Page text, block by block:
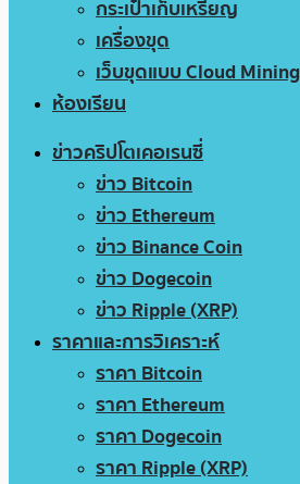
กระเป๋าเก็บเหรียญ
เครื่องขุด
เว็บขุดแบบ Cloud Mining
ห้องเรียน
ข่าวคริปโตเคอเรนซี่
ข่าว Bitcoin
ข่าว Ethereum
ข่าว Binance Coin
ข่าว Dogecoin
ข่าว Ripple (XRP)
ราคาและการวิเคราะห์
ราคา Bitcoin
ราคา Ethereum
ราคา Dogecoin
ราคา Ripple (XRP)